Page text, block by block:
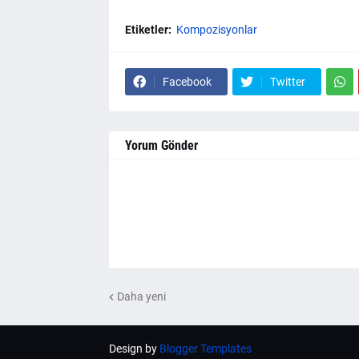
Etiketler: Kompozisyonlar
Facebook Twitter
Yorum Gönder
Daha yeni
Design by Blogger Templates